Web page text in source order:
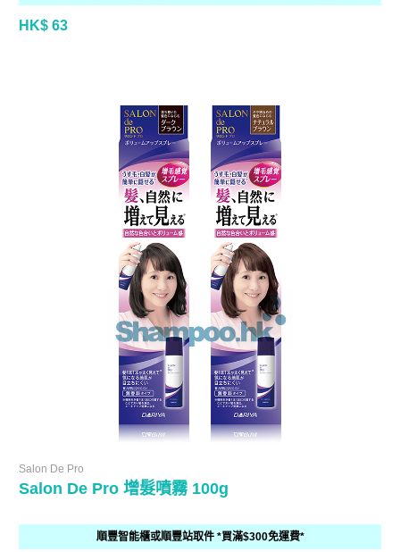
HK$ 63
Salon De Pro
Salon De Pro 增髮噴霧 100g
順豐智能櫃或順豐站取件 *買滿$300免運費*